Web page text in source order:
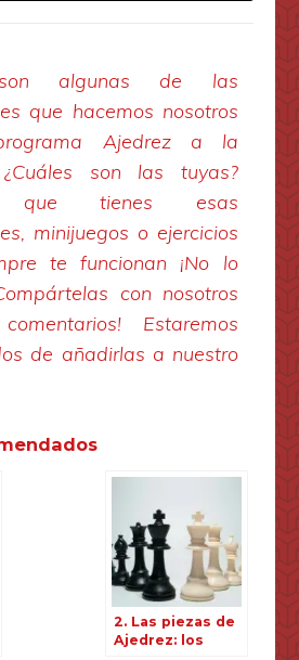
casillas puede ir el
algunas de las
que hacemos nosotros
Ajedrez a la
son las tuyas?
que tienes esas
minijuegos o ejercicios
te funcionan ¡No lo
con nosotros
Estaremos
de añadirlas a nuestro
2. Las piezas de
Ajedrez: los